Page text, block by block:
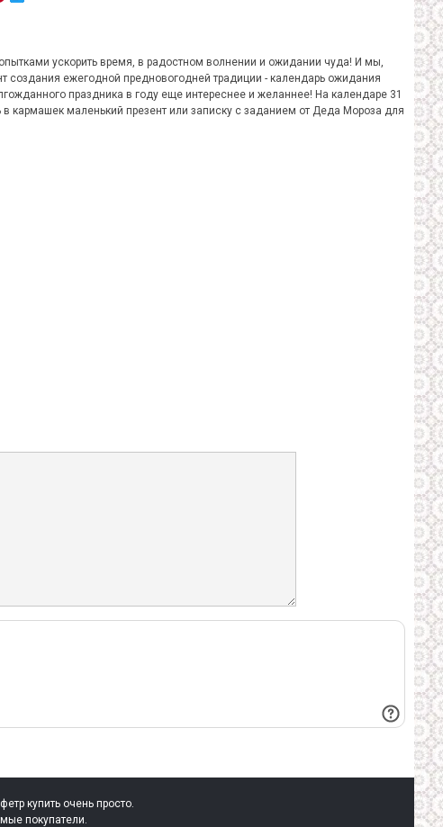
ускорить время, в радостном волнении и ожидании чуда! И мы,
создания ежегодной предновогодней традиции - календарь ожидания
праздника в году еще интереснее и желаннее! На календаре 31
кармашек маленький презент или записку с заданием от Деда Мороза для
купить очень просто.
покупатели.